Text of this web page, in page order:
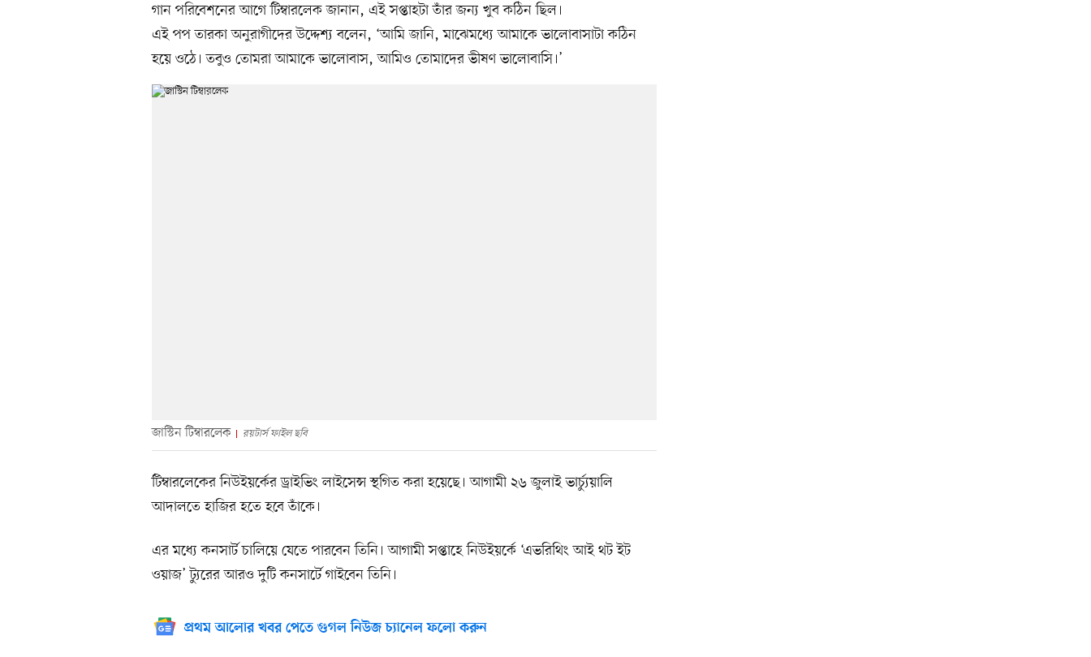
গান পরিবেশনের আগে টিম্বারলেক জানান, এই সপ্তাহটা তাঁর জন্য খুব কঠিন ছিল।
এই পপ তারকা অনুরাগীদের উদ্দেশ্য বলেন, ‘আমি জানি, মাঝেমধ্যে আমাকে ভালোবাসাটা কঠিন
হয়ে ওঠে। তবুও তোমরা আমাকে ভালোবাস, আমিও তোমাদের ভীষণ ভালোবাসি।’
জাস্টিন টিম্বারলেক রয়টার্স ফাইল ছবি
টিম্বারলেকের নিউইয়র্কের ড্রাইভিং লাইসেন্স স্থগিত করা হয়েছে। আগামী ২৬ জুলাই ভার্চু৵য়ালি
আদালতে হাজির হতে হবে তাঁকে।
এর মধ্যে কনসার্ট চালিয়ে যেতে পারবেন তিনি। আগামী সপ্তাহে নিউইয়র্কে ‘এভরিথিং আই থট ইট
ওয়াজ’ ট্যুরের আরও দুটি কনসার্টে গাইবেন তিনি।
প্রথম আলোর খবর পেতে গুগল নিউজ চ্যানেল ফলো করুন